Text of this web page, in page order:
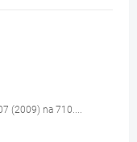
(2009) na 710....